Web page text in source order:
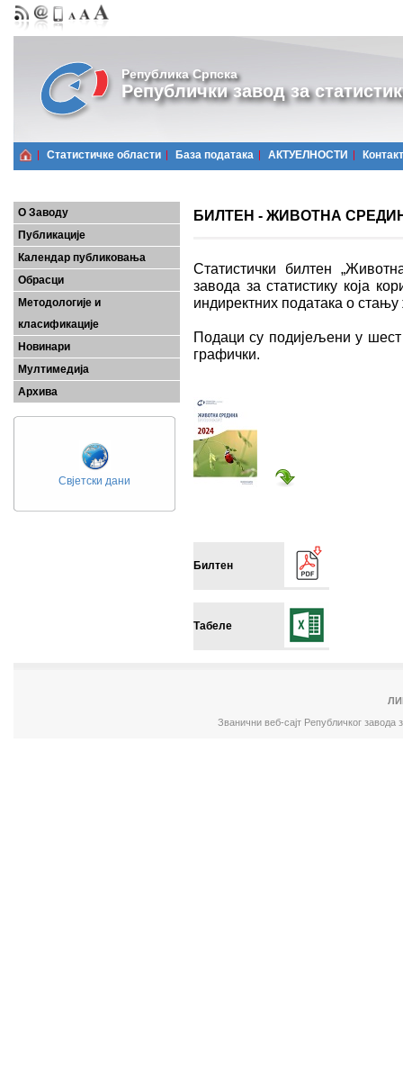
Република Српска
Републички завод за
Статистичке области Базa података АКТУЕЛНОСТИ Контакт
О Заводу
Публикације
Календар публиковања
Обрасци
Методологије и
класификације
Новинари
Мултимедија
Архива
Свјетски дани
БИЛТЕН - ЖИВОТНА
Статистички билтен
завода за статистику која
индиректних података о
Подаци су подијељени у
графички.
Билтен
Табеле
Званични веб-сајт Републичког